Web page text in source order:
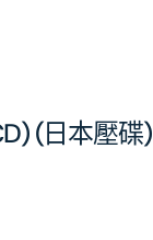
(日本壓碟)